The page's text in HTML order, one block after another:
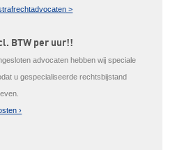
>
BTW per uur!!
advocaten hebben wij speciale
u gespecialiseerde rechtsbijstand
›